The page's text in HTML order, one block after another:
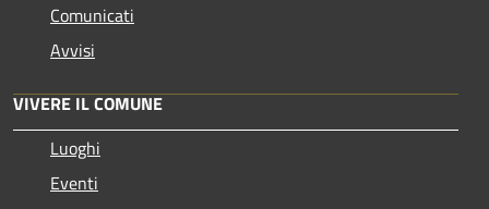
Comunicati
Avvisi
VIVERE IL COMUNE
Luoghi
Eventi